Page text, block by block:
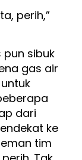
perih,”
sibuk
gas air
dari
ke
tim